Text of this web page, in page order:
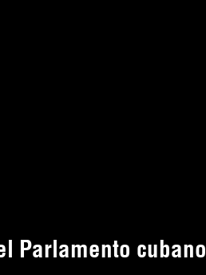
Parlamento cubano